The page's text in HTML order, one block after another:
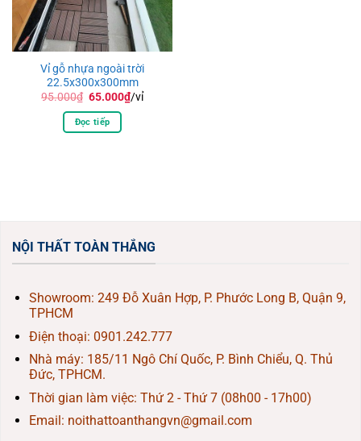
Vỉ gỗ nhựa ngoài trời
22.5x300x300mm
95.000₫ Giá
là:
95.000₫.
65.000₫Giá
hiện
/vỉ
Đọc tiếp
NỘI THẤT TOÀN THẮNG
Showroom: 249 Đỗ Xuân Hợp, P. Phước Long B, Quận 9,
TPHCM
Điện thoại: 0901.242.777
Nhà máy: 185/11 Ngô Chí Quốc, P. Bình Chiểu, Q. Thủ
Đức, TPHCM.
Thời gian làm việc: Thứ 2 - Thứ 7 (08h00 - 17h00)
Email: noithattoanthangvn@gmail.com